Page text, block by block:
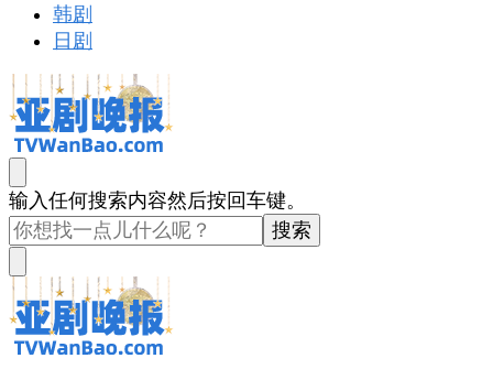
韩剧
日剧
亚剧晚报
戏里戏外看亚洲
找
什
么
东
西
吗?
输入任何搜索内容然后按回车键。